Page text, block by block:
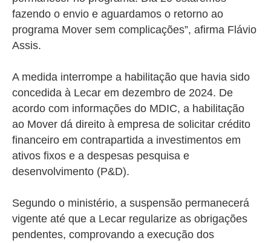
fazendo o envio e aguardamos o retorno ao
programa Mover sem complicações”, afirma Flávio
Assis.
A medida interrompe a habilitação que havia sido
concedida à Lecar em dezembro de 2024. De
acordo com informações do MDIC, a habilitação
ao Mover dá direito à empresa de solicitar crédito
financeiro em contrapartida a investimentos em
ativos fixos e a despesas pesquisa e
desenvolvimento (P&D).
Segundo o ministério, a suspensão permanecerá
vigente até que a Lecar regularize as obrigações
pendentes, comprovando a execução dos